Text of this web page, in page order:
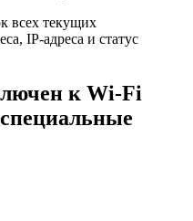
всех текущих
IP-адреса и статус
к Wi-Fi